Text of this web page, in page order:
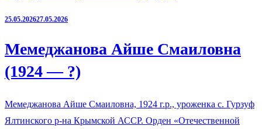
25.05.202627.05.2026
Мемеджанова Айше Смаиловна
(1924 — ?)
Мемеджанова Айше Смаиловна, 1924 г.р., уроженка с. Гурзуф
Ялтинского р-на Крымской АССР. Орден «Отечественной